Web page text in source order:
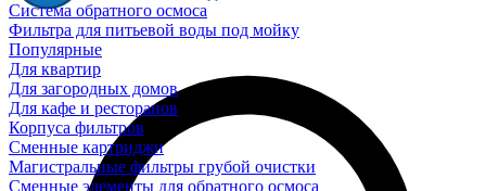
Система обратного осмоса
Фильтра для питьевой воды под мойку
Популярные
Для квартир
Для загородных домов
Для кафе и ресторанов
Корпуса фильтров
Сменные картриджи
Магистральные фильтры грубой очистки
Сменные элементы для обратного осмоса